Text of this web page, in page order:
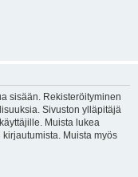
sisään. Rekisteröityminen
Sivuston ylläpitäjä
Muista lukea
Muista myös